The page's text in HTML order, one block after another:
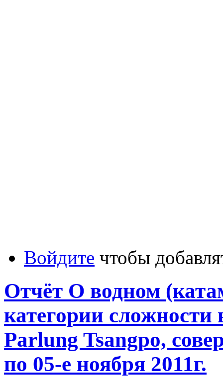
Войдите чтобы
Отчёт О водном
категории
Parlung Tsangpo,
по 05-е ноября 2011г.